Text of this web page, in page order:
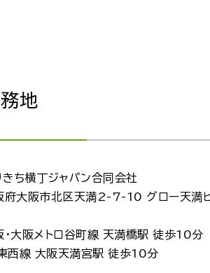
地
きち横丁ジャパン合同会社
府大阪市北区天満2-7-10 グロー天満
・大阪メトロ谷町線 天満橋駅 徒歩10分
西線 大阪天満宮駅 徒歩10分